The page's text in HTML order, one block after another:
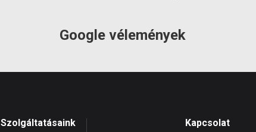
Google vélemények
Szolgáltatásaink Kapcsolat